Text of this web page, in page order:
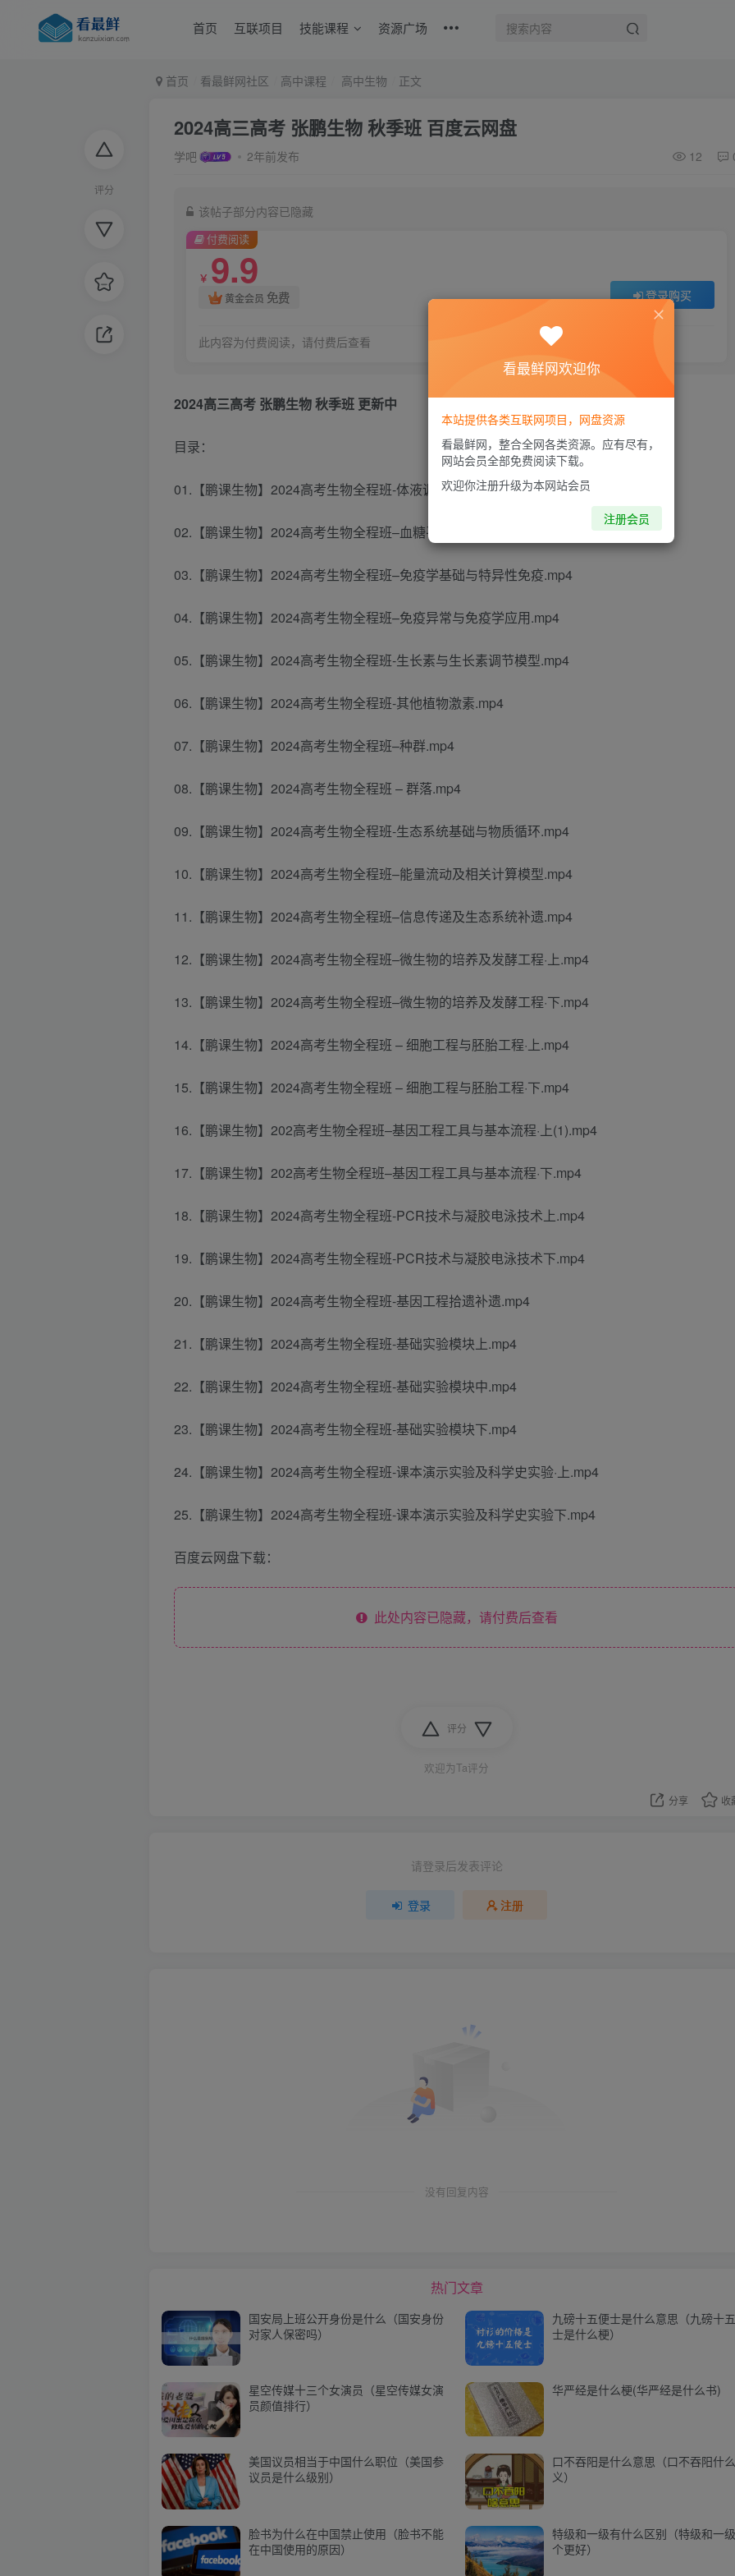
首页 互联项目 技能课程 资源广场
评分
首页 看最鲜网社区 高中课程 高中生物 正文
2024高三高考 张鹏生物 秋季班 百度云网盘
学吧 2年前发布 12
该帖子部分内容已隐藏
付费阅读
￥ 9.9
黄金会员 免费 登录购买
此内容为付费阅读，请付费后查看
2024高三高考 张鹏生物 秋季班 更新中
目录：
01.【鹏课生物】2024高考生物全程班-体液调节基础与体温平衡调节.mp4
02.【鹏课生物】2024高考生物全程班–血糖平衡调节与水盐平衡调节.mp4
03.【鹏课生物】2024高考生物全程班–免疫学基础与特异性免疫.mp4
04.【鹏课生物】2024高考生物全程班–免疫异常与免疫学应用.mp4
05.【鹏课生物】2024高考生物全程班-生长素与生长素调节模型.mp4
06.【鹏课生物】2024高考生物全程班-其他植物激素.mp4
07.【鹏课生物】2024高考生物全程班–种群.mp4
08.【鹏课生物】2024高考生物全程班 – 群落.mp4
09.【鹏课生物】2024高考生物全程班-生态系统基础与物质循环.mp4
10.【鹏课生物】2024高考生物全程班–能量流动及相关计算模型.mp4
11.【鹏课生物】2024高考生物全程班–信息传递及生态系统补遗.mp4
12.【鹏课生物】2024高考生物全程班–微生物的培养及发酵工程·上.mp4
13.【鹏课生物】2024高考生物全程班–微生物的培养及发酵工程·下.mp4
14.【鹏课生物】2024高考生物全程班 – 细胞工程与胚胎工程·上.mp4
15.【鹏课生物】2024高考生物全程班 – 细胞工程与胚胎工程·下.mp4
16.【鹏课生物】202高考生物全程班–基因工程工具与基本流程·上(1).mp4
17.【鹏课生物】202高考生物全程班–基因工程工具与基本流程·下.mp4
18.【鹏课生物】2024高考生物全程班-PCR技术与凝胶电泳技术上.mp4
19.【鹏课生物】2024高考生物全程班-PCR技术与凝胶电泳技术下.mp4
20.【鹏课生物】2024高考生物全程班-基因工程拾遗补遗.mp4
21.【鹏课生物】2024高考生物全程班-基础实验模块上.mp4
22.【鹏课生物】2024高考生物全程班-基础实验模块中.mp4
23.【鹏课生物】2024高考生物全程班-基础实验模块下.mp4
24.【鹏课生物】2024高考生物全程班-课本演示实验及科学史实验·上.mp4
25.【鹏课生物】2024高考生物全程班-课本演示实验及科学史实验下.mp4
百度云网盘下载：
此处内容已隐藏，请付费后查看
评分
欢迎为Ta评分
分享 收
请登录后发表评论
登录 注册
没有回复内容
热门文章
国安局上班公开身份是什么（国安身份
对家人保密吗）
九磅十五便士是什么意思（九磅十
士是什么梗）
星空传媒十三个女演员（星空传媒女演
员颜值排行）
华严经是什么梗(华严经是什么书)
美国议员相当于中国什么职位（美国参
议员是什么级别）
口不吞阳是什么意思（口不吞阳什
义）
脸书为什么在中国禁止使用（脸书不能
在中国使用的原因）
特级和一级有什么区别（特级和一
个更好）
看最鲜网欢迎你
本站提供各类互联网项目，网盘资源
看最鲜网，整合全网各类资源。应有尽有，
网站会员全部免费阅读下载。
欢迎你注册升级为本网站会员
注册会员